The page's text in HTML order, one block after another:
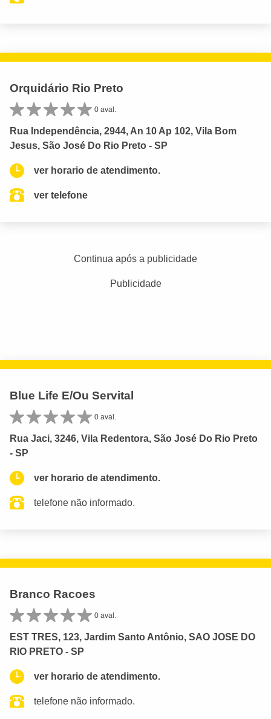
Orquidário Rio Preto
0 aval.
Rua Independência, 2944, An 10 Ap 102, Vila Bom
Jesus, São José Do Rio Preto - SP
ver horario de atendimento.
ver telefone
Continua após a publicidade
Publicidade
Blue Life E/Ou Servital
0 aval.
Rua Jaci, 3246, Vila Redentora, São José Do Rio Preto
- SP
ver horario de atendimento.
telefone não informado.
Branco Racoes
0 aval.
EST TRES, 123, Jardim Santo Antônio, SAO JOSE DO
RIO PRETO - SP
ver horario de atendimento.
telefone não informado.